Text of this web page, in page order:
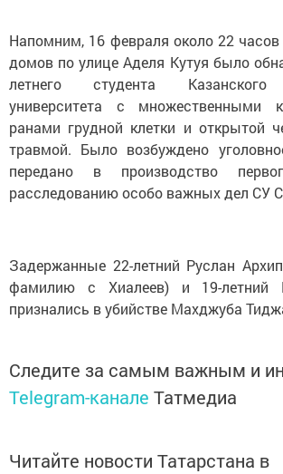
Напомним, 16 февраля около 22 часов
домов по улице Аделя Кутуя было
летнего студента Казанского
университета с множественными
ранами грудной клетки и открытой
травмой. Было возбуждено
передано в производство
расследованию особо важных дел СУ
Задержанные 22-летний Руслан
фамилию с Хиалеев) и 19-летний
признались в убийстве Махджуба
Следите за самым важным и
Telegram-канале Татмедиа
Читайте новости Татарстана в